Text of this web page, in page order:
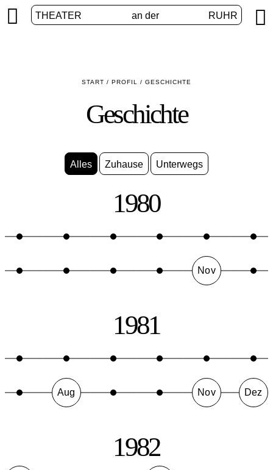
THEATER an der RUHR
 
START / PROFIL / GESCHICHTE
Geschichte
Alles Zuhause Unterwegs
1980
Nov
1981
Aug Nov Dez
1982